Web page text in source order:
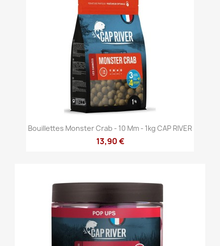
Bouillettes Monster Crab - 10 Mm - 1kg CAP RIVER
13,90 €